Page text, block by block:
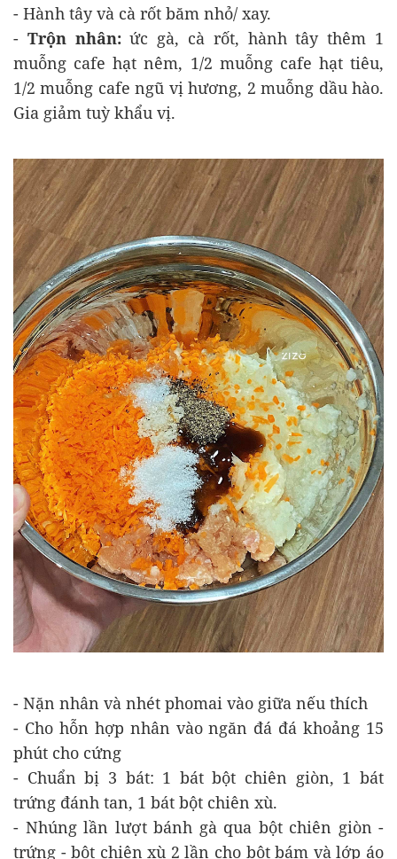
- Hành tây và cà rốt băm nhỏ/ xay.
- Trộn nhân:ức gà, cà rốt, hành tây thêm 1
muỗng cafe hạt nêm, 1/2 muỗng cafe hạt tiêu,
1/2 muỗng cafe ngũ vị hương, 2 muỗng dầu hào.
Gia giảm tuỳ khẩu vị.
- Nặn nhân và nhét phomai vào giữa nếu thích
- Cho hỗn hợp nhân vào ngăn đá đá khoảng 15
phút cho cứng
- Chuẩn bị 3 bát: 1 bát bột chiên giòn, 1 bát
trứng đánh tan, 1 bát bột chiên xù.
- Nhúng lần lượt bánh gà qua bột chiên giòn -
trứng - bột chiên xù 2 lần cho bột bám và lớp áo